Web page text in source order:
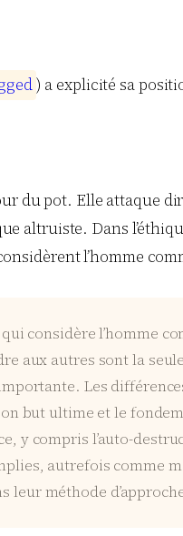
ged) a explicité sa
du pot. Elle attaque
altruiste. Dans
l’homme
considère l’homme
aux autres sont la
Les
but ultime et le
compris l’auto-
autrefois comme
leur méthode